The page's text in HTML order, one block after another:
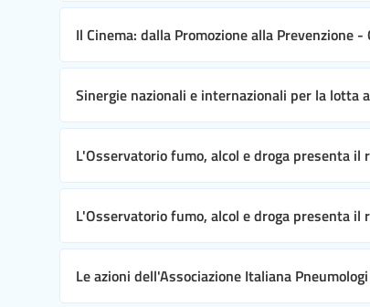
Il Cinema: dalla Promozione alla Prevenzione
Sinergie nazionali e internazionali per la lotta
L'Osservatorio fumo, alcol e droga presenta
L'Osservatorio fumo, alcol e droga presenta
Le azioni dell'Associazione Italiana